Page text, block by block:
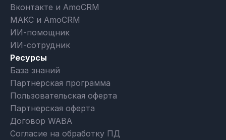
Вконтакте и AmoCRM
МАКС и AmoCRM
ИИ-помощник
ИИ-сотрудник
Ресурсы
База знаний
Партнерская программа
Пользовательская оферта
Партнерская оферта
Договор WABA
Согласие на обработку ПД